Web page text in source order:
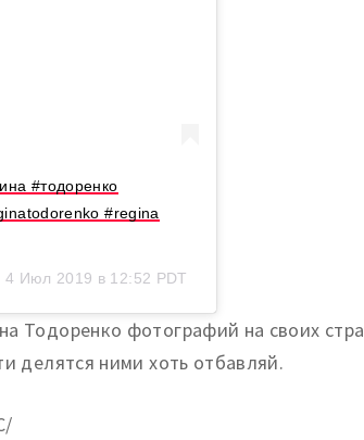
#тодоренко
#regina
4 Июл 2019 в 12:52 PDT
Тодоренко фотографий на своих
делятся ними хоть отбавляй.